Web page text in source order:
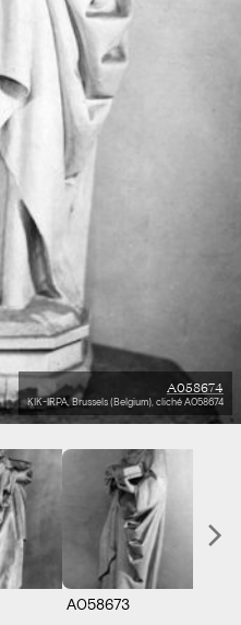
A058674
KIK-IRPA, Brussels (Belgium), cliché A058674
A058673